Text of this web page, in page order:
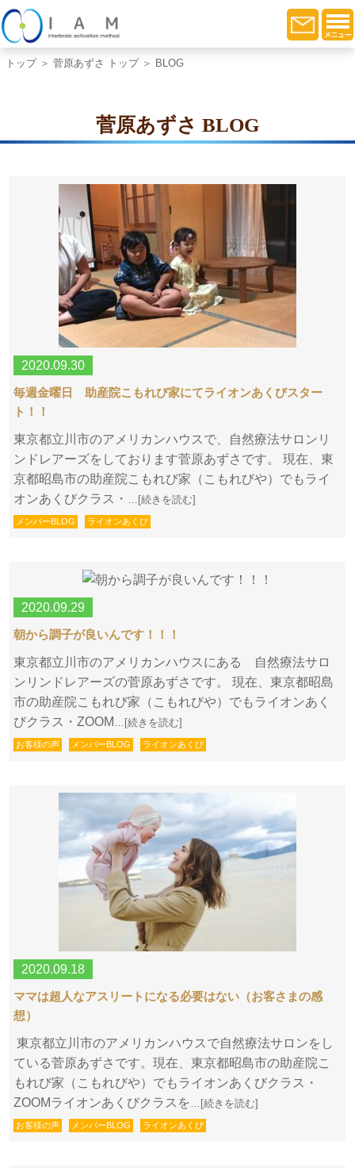
トップ＞ 菅原あずさ トップ＞ BLOG
菅原あずさ BLOG
2020.09.30
毎週金曜日 助産院こもれび家にてライオンあくびスター
ト！！
東京都立川市のアメリカンハウスで、自然療法サロンリ
ンドレアーズをしております菅原あずさです。 現在、東
京都昭島市の助産院こもれび家（こもれびや）でもライ
オンあくびクラス・ …[続きを読む]
メンバーBLOG ライオンあくび
2020.09.29
朝から調子が良いんです！！！
東京都立川市のアメリカンハウスにある 自然療法サロ
ンリンドレアーズの菅原あずさです。 現在、東京都昭島
市の助産院こもれび家（こもれびや）でもライオンあく
びクラス・ZOOM …[続きを読む]
お客様の声 メンバーBLOG ライオンあくび
2020.09.18
ママは超人なアスリートになる必要はない（お客さまの感
想）
東京都立川市のアメリカンハウスで自然療法サロンをし
ている菅原あずさです。現在、東京都昭島市の助産院こ
もれび家（こもれびや）でもライオンあくびクラス・
ZOOMライオンあくびクラスを …[続きを読む]
お客様の声 メンバーBLOG ライオンあくび